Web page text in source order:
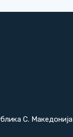
С. Македонија